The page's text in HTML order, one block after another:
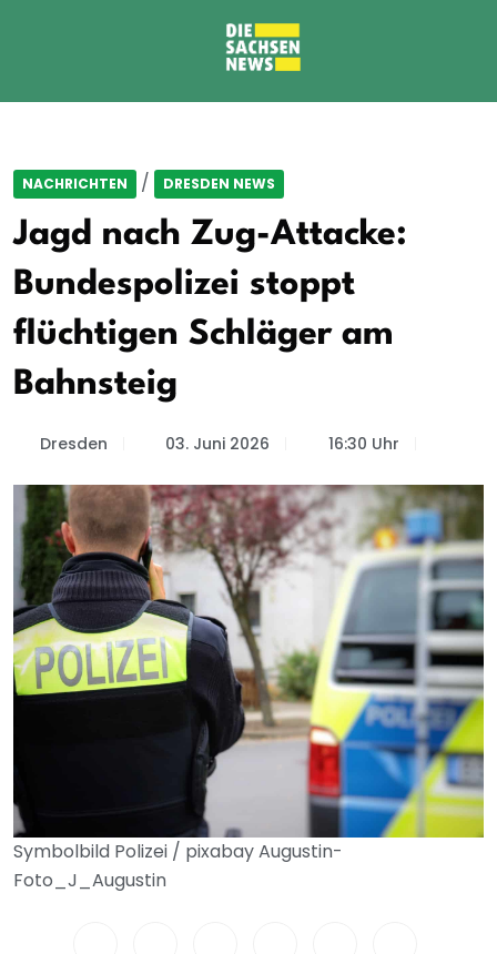
NACHRICHTEN / DRESDEN NEWS
Jagd nach Zug-Attacke:
Bundespolizei stoppt
flüchtigen Schläger am
Bahnsteig
Dresden 03. Juni 2026 16:30 Uhr
Symbolbild Polizei / pixabay Augustin-
Foto_J_Augustin